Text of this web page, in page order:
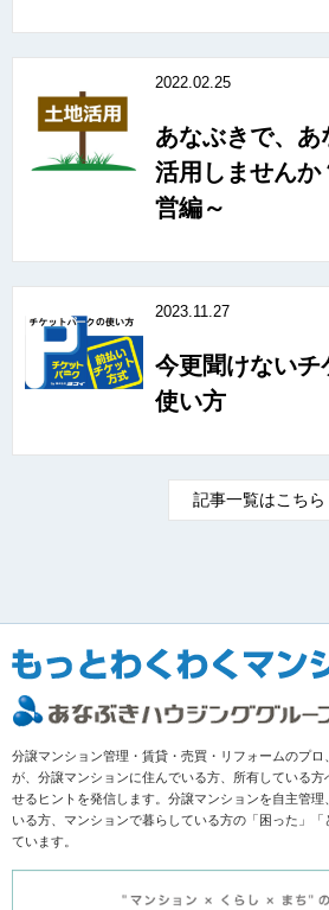
2022.02.25
あなぶきで、あ
活用しません
営編～
2023.11.27
今更聞けないチ
使い方
記事一覧はこちら
分譲マンション管理・賃貸・売買・リフォームのプ
が、分譲マンションに住んでいる方、所有している
せるヒントを発信します。分譲マンションを自主管
いる方、マンションで暮らしている方の「困った」
ています。